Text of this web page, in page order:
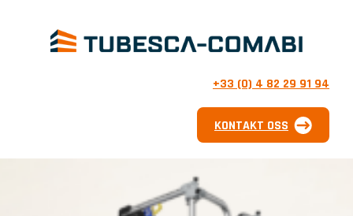
+33 (0) 4 82 29 91 94
KONTAKT OSS